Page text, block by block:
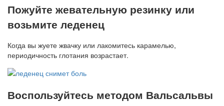
Пожуйте жевательную резинку или
возьмите леденец
Когда вы жуете жвачку или лакомитесь карамелью,
периодичность глотания возрастает.
Воспользуйтесь методом Вальсальвы